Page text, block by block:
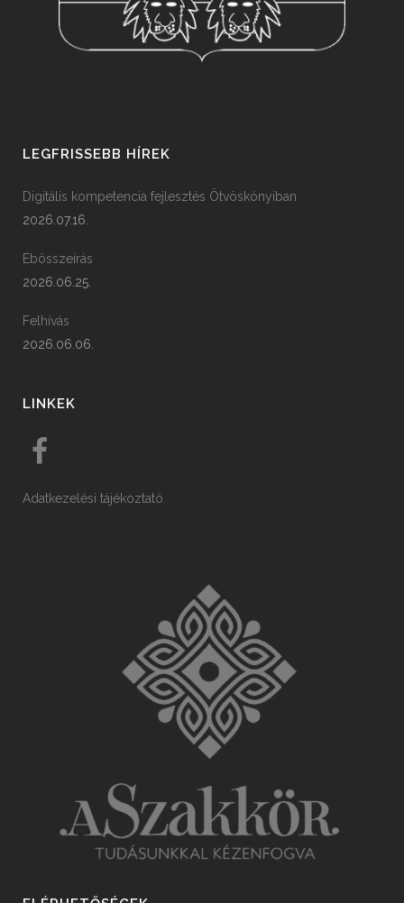
LEGFRISSEBB HÍREK
Digitális kompetencia fejlesztés Ötvöskónyiban
2026.07.16.
Ebösszeírás
2026.06.25.
Felhívás
2026.06.06.
LINKEK
Adatkezelési tájékoztató